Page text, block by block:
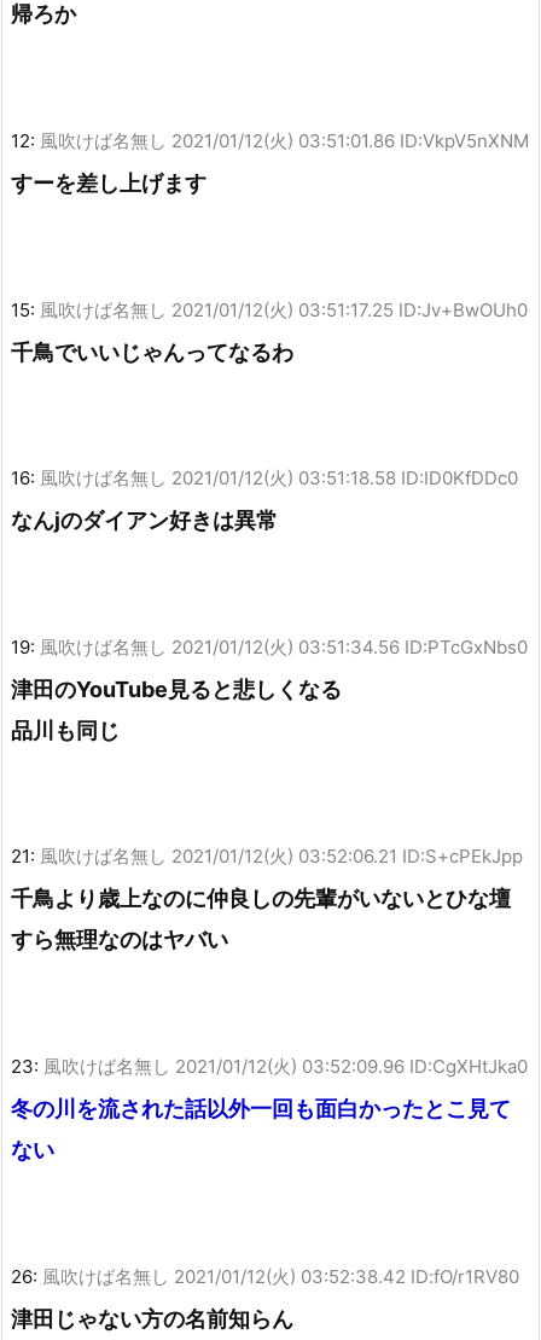
帰ろか
12: 風吹けば名無し 2021/01/12(火) 03:51:01.86 ID:VkpV5nXNM
すーを差し上げます
15: 風吹けば名無し 2021/01/12(火) 03:51:17.25 ID:Jv+BwOUh0
千鳥でいいじゃんってなるわ
16: 風吹けば名無し 2021/01/12(火) 03:51:18.58 ID:ID0KfDDc0
なんjのダイアン好きは異常
19: 風吹けば名無し 2021/01/12(火) 03:51:34.56 ID:PTcGxNbs0
津田のYouTube見ると悲しくなる
品川も同じ
21: 風吹けば名無し 2021/01/12(火) 03:52:06.21 ID:S+cPEkJpp
千鳥より歳上なのに仲良しの先輩がいないとひな壇
すら無理なのはヤバい
23: 風吹けば名無し 2021/01/12(火) 03:52:09.96 ID:CgXHtJka0
冬の川を流された話以外一回も面白かったとこ見て
ない
26: 風吹けば名無し 2021/01/12(火) 03:52:38.42 ID:fO/r1RV80
津田じゃない方の名前知らん